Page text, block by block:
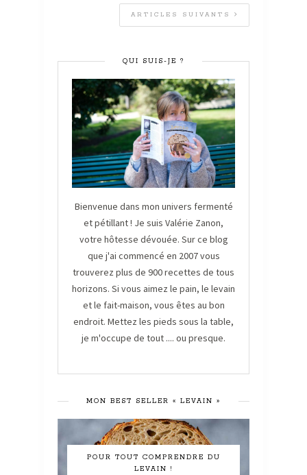
ARTICLES SUIVANTS
QUI SUIS-JE ?
Bienvenue dans mon univers fermenté
et pétillant ! Je suis Valérie Zanon,
votre hôtesse dévouée. Sur ce blog
que j'ai commencé en 2007 vous
trouverez plus de 900 recettes de tous
horizons. Si vous aimez le pain, le levain
et le fait-maison, vous êtes au bon
endroit. Mettez les pieds sous la table,
je m'occupe de tout .... ou presque.
MON BEST SELLER « LEVAIN »
POUR TOUT COMPRENDRE DU
LEVAIN !